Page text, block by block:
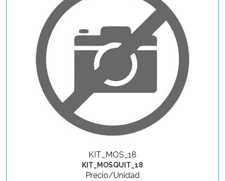
KIT_MOS_18
KIT_MOSQUIT_18
Precio/Unidad